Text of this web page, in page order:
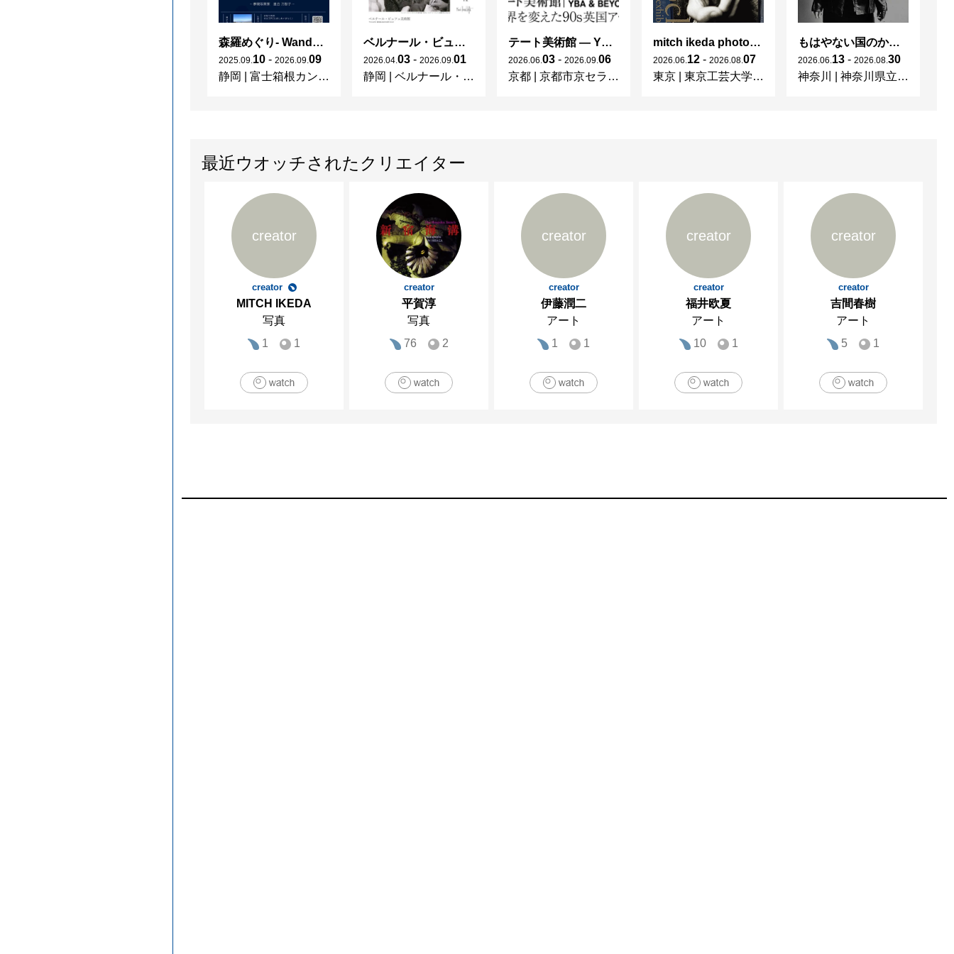
森羅めぐり- Wandering in Shinra -
2025 09 10 - 2026 09 09
静岡
富士箱根カントリークラブ
ベルナール・ビュフェと写真 ーカメラがとらえたビュフェとその時代、そして21 世紀へ
2026 04 03 - 2026 09 01
静岡
ベルナール・ビュフェ美術館
テート美術館 ― YBA & BEYOND 世界を変えた90s英国アート
2026 06 03 - 2026 09 06
京都
京都市京セラ美術館
mitch ikeda photography exhibition「rocks」
2026 06 12 - 2026 08 07
東京
東京工芸大学 写大ギャラリー
もはやない国のかつてない光 東ドイツの女性写真家たち
2026 06 13 - 2026 08 30
神奈川
神奈川県立近代美術館 葉山
最近ウオッチされたクリエイター
creator
creator
MITCH IKEDA
写真
1
1
creator
平賀淳
写真
76
2
creator
creator
伊藤潤二
アート
1
1
creator
creator
福井欧夏
アート
10
1
creator
creator
吉間春樹
アート
5
1